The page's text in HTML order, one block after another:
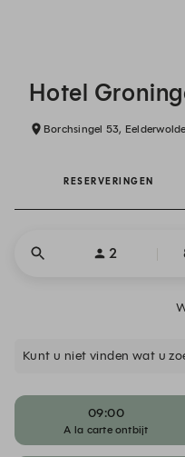
Hotel
Borchsingel 53,
RESERVERINGEN
2
Kunt u niet vinden wat u
09:00
A la carte ontbijt